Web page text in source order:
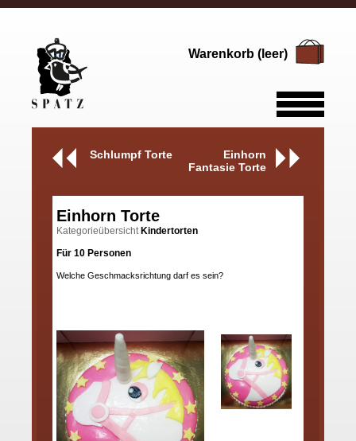
Warenkorb (leer)
Schlumpf Torte
Einhorn
Fantasie Torte
Einhorn Torte
Kategorieübersicht Kindertorten
Für 10 Personen
Welche Geschmacksrichtung darf es sein?